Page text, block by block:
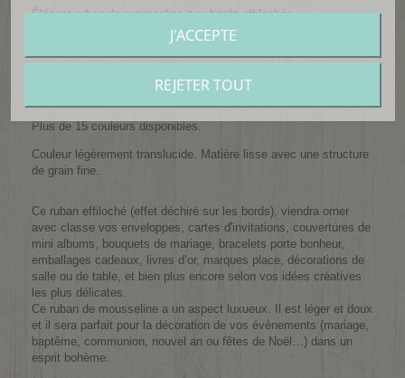
Élégant ruban de mousseline aux bords effilochés.
Plus de 15 couleurs disponibles.
Couleur légèrement translucide. Matière lisse avec une structure
de grain fine.
Ce ruban effiloché (effet déchiré sur les bords), viendra orner
avec classe vos enveloppes, cartes d'invitations, couvertures de
mini albums, bouquets de mariage, bracelets porte bonheur,
emballages cadeaux, livres d’or, marques place, décorations de
salle ou de table, et bien plus encore selon vos idées créatives
les plus délicates.
Ce ruban de mousseline a un aspect luxueux. Il est léger et doux
et il sera parfait pour la décoration de vos évènements (mariage,
baptême, communion, nouvel an ou fêtes de Noël…) dans un
esprit bohème.
REJETER TOUT
J'ACCEPTE